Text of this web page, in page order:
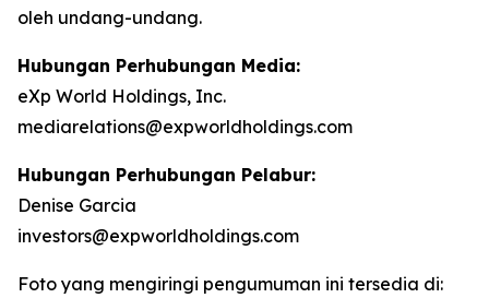
oleh undang-undang.
Hubungan Perhubungan Media:
eXp World Holdings, Inc.
mediarelations@expworldholdings.com
Hubungan Perhubungan Pelabur:
Denise Garcia
investors@expworldholdings.com
Foto yang mengiringi pengumuman ini tersedia di: